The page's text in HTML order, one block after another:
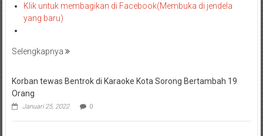
Klik untuk membagikan di Facebook(Membuka di jendela
yang baru)
Selengkapnya
Korban tewas Bentrok di Karaoke Kota Sorong Bertambah 19
Orang
Januari 25, 2022 0